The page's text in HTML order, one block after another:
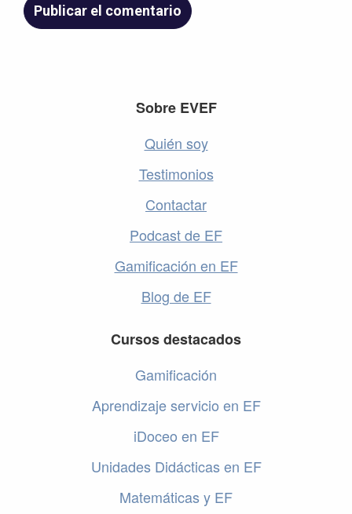
Sobre EVEF
Quién soy
Testimonios
Contactar
Podcast de EF
Gamificación en EF
Blog de EF
Cursos destacados
Gamificación
Aprendizaje servicio en EF
iDoceo en EF
Unidades Didácticas en EF
Matemáticas y EF